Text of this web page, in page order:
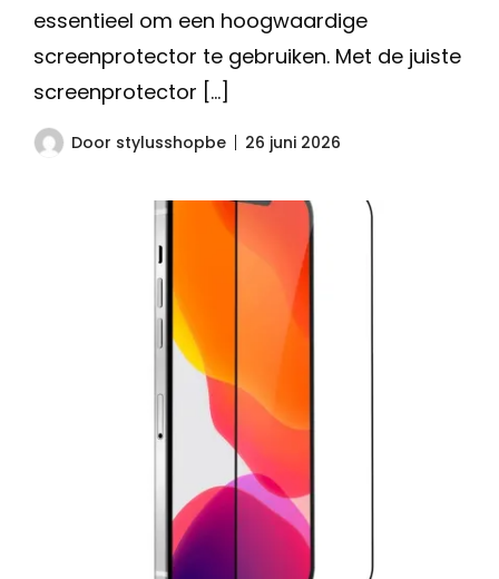
essentieel om een hoogwaardige
screenprotector te gebruiken. Met de juiste
screenprotector […]
Door stylusshopbe 26 juni 2026